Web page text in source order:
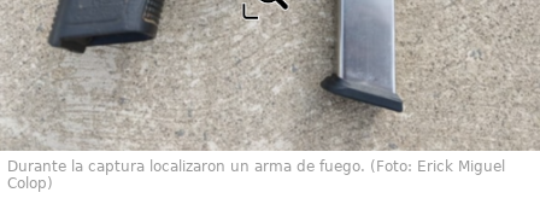
Durante la captura localizaron un arma de fuego. (Foto: Erick Miguel
Colop)